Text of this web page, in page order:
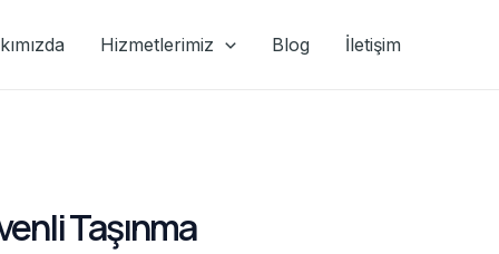
Hizmetlerimiz Blog İletişim
Taşınma